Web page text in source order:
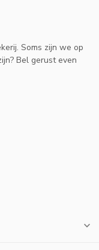
Soms zijn we op
Bel gerust even